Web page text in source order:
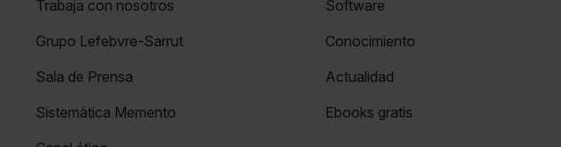
Trabaja con nosotros
Grupo Lefebvre-Sarrut
Sala de Prensa
Sistemática Memento
Software
Conocimiento
Actualidad
Ebooks gratis